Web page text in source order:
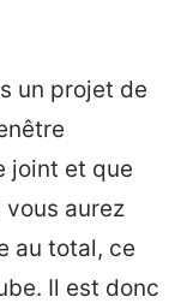
un projet de
joint et que
aurez
au total, ce
Il est donc